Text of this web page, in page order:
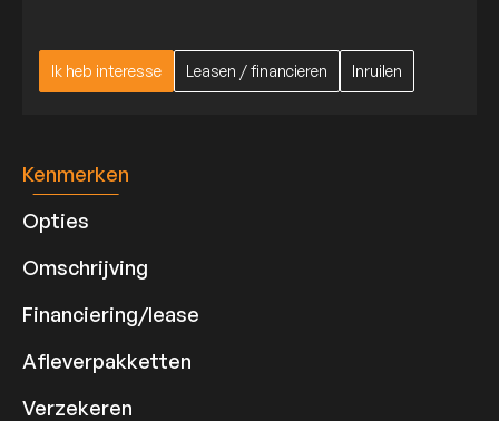
Ik heb interesse
Ik heb interesse
Leasen / financieren
Leasen / financieren
Inruilen
Inruilen
Kenmerken
Opties
Omschrijving
Financiering/lease
Afleverpakketten
Verzekeren